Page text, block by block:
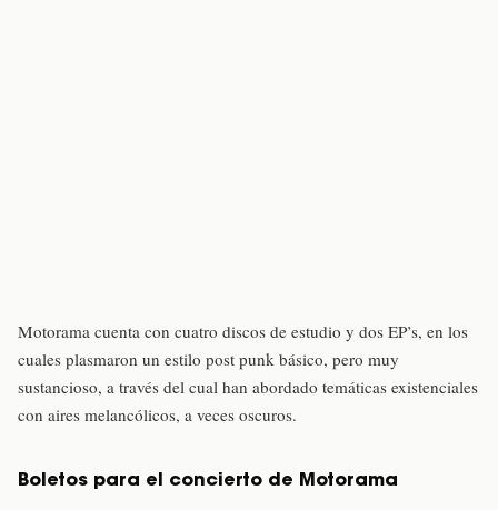
Motorama cuenta con cuatro discos de estudio y dos EP’s, en los
cuales plasmaron un estilo post punk básico, pero muy
sustancioso, a través del cual han abordado temáticas existenciales
con aires melancólicos, a veces oscuros.
Boletos para el concierto de Motorama